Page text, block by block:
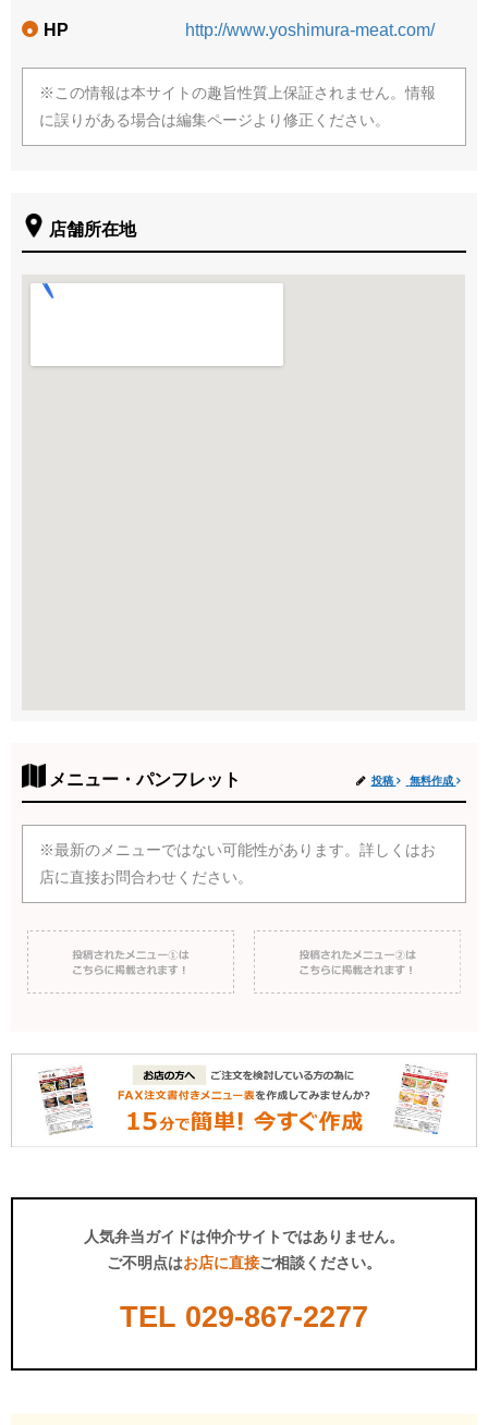
● HP http://www.yoshimura-meat.com/
※この情報は本サイトの趣旨性質上保証されません。情報
に誤りがある場合は編集ページより修正ください。
店舗所在地
メニュー・パンフレット 投稿 無料作成
※最新のメニューではない可能性があります。詳しくはお
店に直接お問合わせください。
人気弁当ガイドは仲介サイトではありません。
ご不明点はお店に直接ご相談ください。
TEL 029-867-2277